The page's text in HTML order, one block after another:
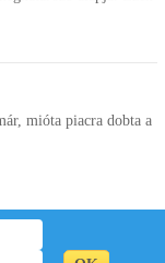
11 db-os
mióta piacra dobta a